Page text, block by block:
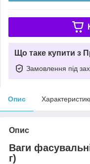
Що таке купити з
Замовлення під
Опис
Опис
Ваги
г)